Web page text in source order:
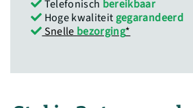
Telefonisch bereikbaar
Hoge kwaliteitgegarandeerd
Snelle bezorging*